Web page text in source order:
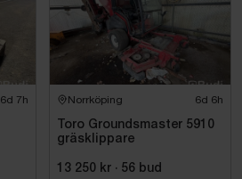
6d 7h Norrköping 6d 6h
Toro Groundsmaster 5910
gräsklippare
13 250 kr · 56 bud